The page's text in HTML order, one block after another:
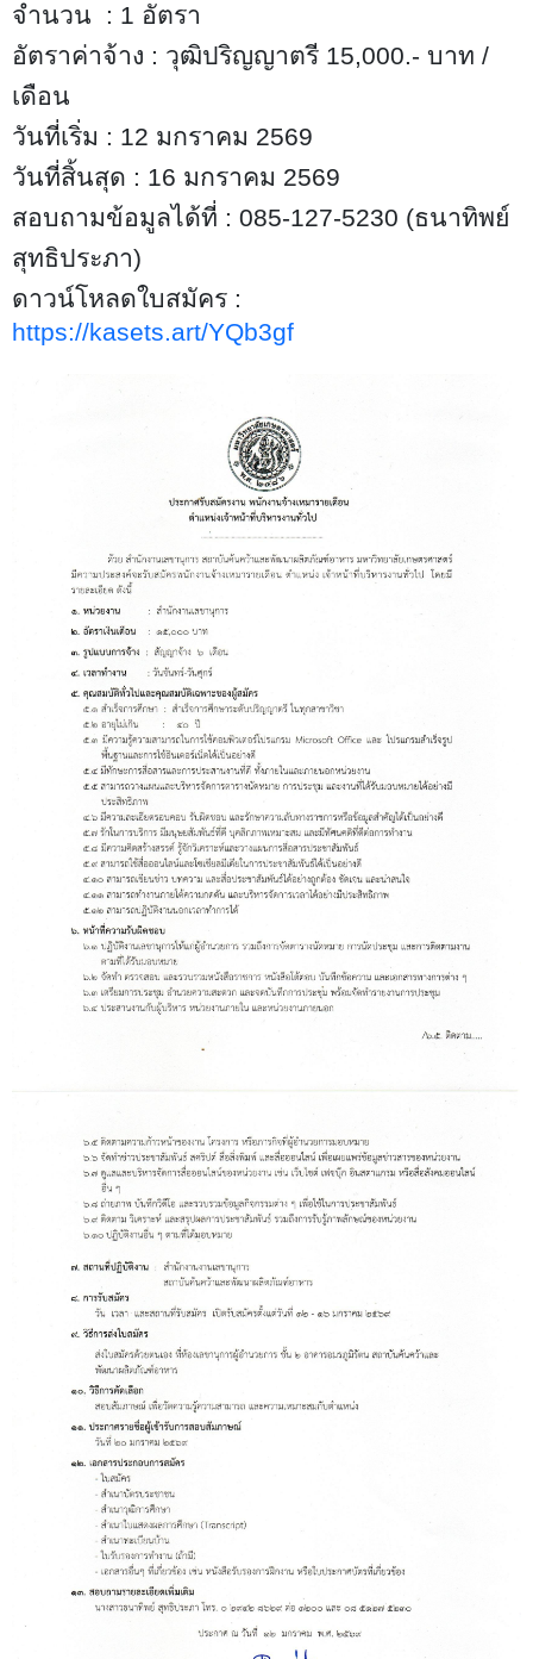
จำนวน : 1 อัตรา
อัตราค่าจ้าง : วุฒิปริญญาตรี 15,000.- บาท /
เดือน
วันที่เริ่ม : 12 มกราคม 2569
วันที่สิ้นสุด : 16 มกราคม 2569
สอบถามข้อมูลได้ที่ : 085-127-5230 (ธนาทิพย์
สุทธิประภา)
ดาวน์โหลดใบสมัคร :
https://kasets.art/YQb3gf